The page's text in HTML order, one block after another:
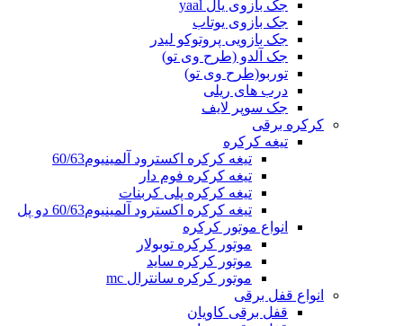
جک بازوی یال yaal
جک بازوی یوتاب
جک بازویی پروتوکو لیدر
جک آلدو (طرح وی تو)
توربو(طرح وی تو)
درب های ریلی
جک سوپر لایف
کرکره برقی
تیغه کرکره
تیغه کرکره اکسترود آلمینیوم60/63
تیغه کرکره فوم دار
تیغه کرکره پلی کربنات
تیغه کرکره اکسترود آلمینیوم60/63 دو پل
انواع موتور کرکره
موتور کرکره توبولار
موتور کرکره ساید
موتور کرکره سانترال mc
انواع قفل برقی
قفل برقی کاویان